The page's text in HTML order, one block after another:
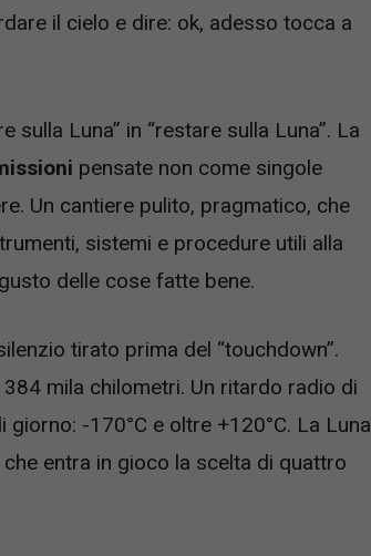
il cielo e dire: ok, adesso tocca a
sulla Luna” in “restare sulla Luna”. La
pensate non come singole
Un cantiere pulito, pragmatico, che
sistemi e procedure utili alla
delle cose fatte bene.
tirato prima del “touchdown”.
mila chilometri. Un ritardo radio di
-170°C e oltre +120°C. La Luna
entra in gioco la scelta di quattro